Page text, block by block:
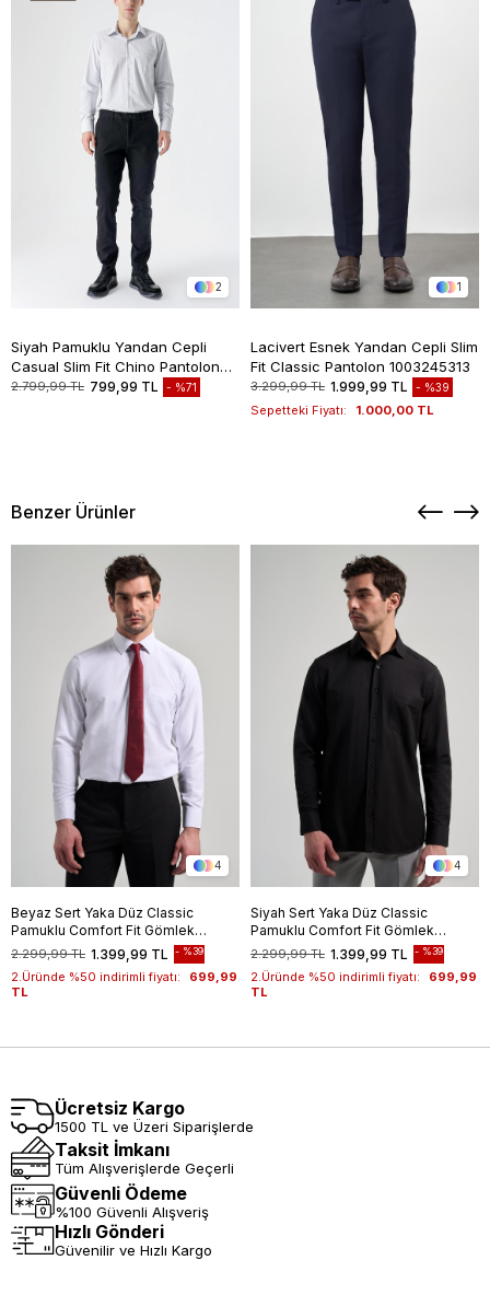
2
Siyah Pamuklu Yandan Cepli
Casual Slim Fit Chino Pantolon
1003235117
2.799,99 TL 799,99 TL %71
1
Lacivert Esnek Yandan Cepli Slim
Fit Classic Pantolon 1003245313
3.299,99 TL 1.999,99 TL %39
Sepetteki Fiyatı: 1.000,00 TL
Benzer Ürünler
4
Beyaz Sert Yaka Düz Classic
Pamuklu Comfort Fit Gömlek
1004250213 1.399,99 TL
2.299,99 TL %39
2.Üründe %50 indirimli fiyatı:
699,99
TL
4
Siyah Sert Yaka Düz Classic
Pamuklu Comfort Fit Gömlek
1004250213 1.399,99 TL
2.299,99 TL %39
2.Üründe %50 indirimli fiyatı:
699,99
TL
Ücretsiz Kargo
1500 TL ve Üzeri Siparişlerde
Taksit İmkanı
Tüm Alışverişlerde Geçerli
Güvenli Ödeme
%100 Güvenli Alışveriş
Hızlı Gönderi
Güvenilir ve Hızlı Kargo